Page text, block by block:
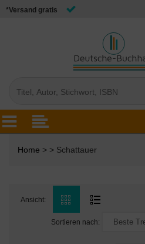
*Versand gratis
Home > > Schattauer
Ansicht:
Sortieren nach: